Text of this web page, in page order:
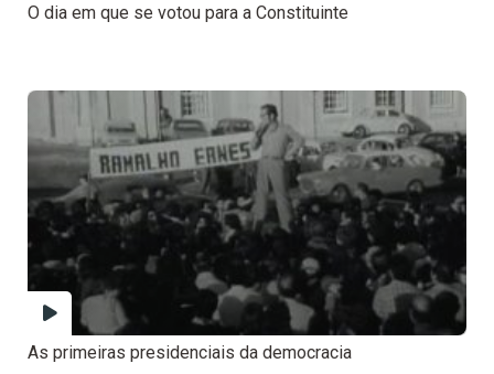
O dia em que se votou para a Constituinte
As primeiras presidenciais da democracia